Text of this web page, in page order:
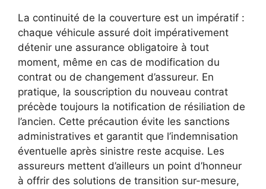
La continuité de la couverture est un impératif :
chaque véhicule assuré doit impérativement
détenir une assurance obligatoire à tout
moment, même en cas de modification du
contrat ou de changement d’assureur. En
pratique, la souscription du nouveau contrat
précède toujours la notification de résiliation de
l’ancien. Cette précaution évite les sanctions
administratives et garantit que l’indemnisation
éventuelle après sinistre reste acquise. Les
assureurs mettent d’ailleurs un point d’honneur
à offrir des solutions de transition sur-mesure,